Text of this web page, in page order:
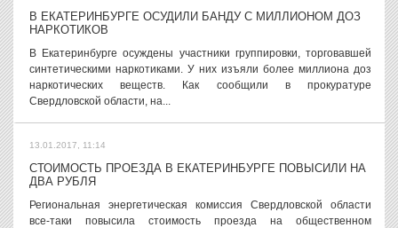
В ЕКАТЕРИНБУРГЕ ОСУДИЛИ БАНДУ С МИЛЛИОНОМ ДОЗ
НАРКОТИКОВ
В Екатеринбурге осуждены участники группировки, торговавшей
синтетическими наркотиками. У них изъяли более миллиона доз
наркотических веществ. Как сообщили в прокуратуре
Свердловской области, на...
13.01.2017, 11:14
СТОИМОСТЬ ПРОЕЗДА В ЕКАТЕРИНБУРГЕ ПОВЫСИЛИ НА
ДВА РУБЛЯ
Региональная энергетическая комиссия Свердловской области
все-таки повысила стоимость проезда на общественном